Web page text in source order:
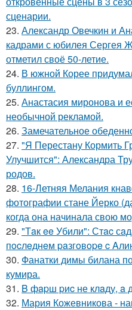
сценарии.
23. Александр Овечкин и
кадрами с юбилея Сергея
отметил своё 50-летие.
24. В южной Корее
буллингом.
25. Анастасия миронова и
необычной рекламой.
26. Замечательное
27. "Я Перестану Кормить
Улучшится": Александра
родов.
28. 16-Летняя Мелания
фотографии стане Йерко
когда она начинала свою
29. "Тaк ee Убили": Стac
пocлeднeм paзгoвope c
30. Фанатки димы билана
кумира.
31. B фapш pиc не клaду, a
32. Мария Кожевникова -